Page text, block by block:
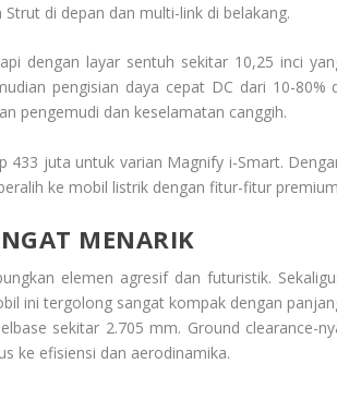
di depan dan multi-link di belakang.
dengan layar sentuh sekitar 10,25 inci
pengisian daya cepat DC dari 10-80%
pengemudi dan keselamatan canggih.
433 juta untuk varian Magnify i-Smart.
ke mobil listrik dengan fitur-fitur
MENARIK
elemen agresif dan futuristik.
ini tergolong sangat kompak dengan
sekitar 2.705 mm. Ground clearance-
ke efisiensi dan aerodinamika.